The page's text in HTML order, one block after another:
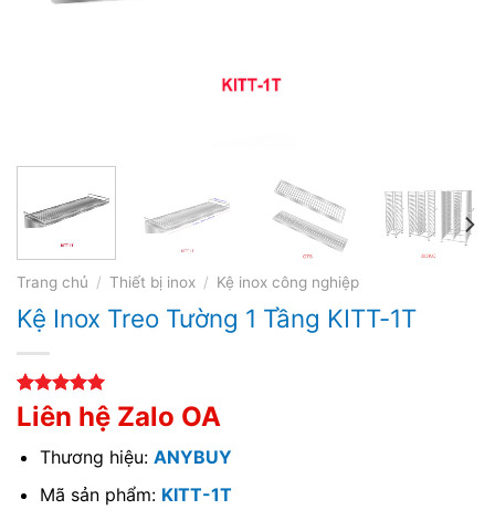
Trang chủ / Thiết bị inox / Kệ inox công nghiệp
Kệ Inox Treo Tường 1 Tầng KITT-1T
5.00trên 5
dựa trên
4
Liên hệ Zalo OA
Thương hiệu: ANYBUY
Mã sản phẩm: KITT-1T